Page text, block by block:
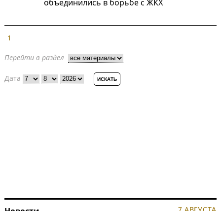
объединились в борьбе с ЖКХ
1
Перейти в раздел
Дата